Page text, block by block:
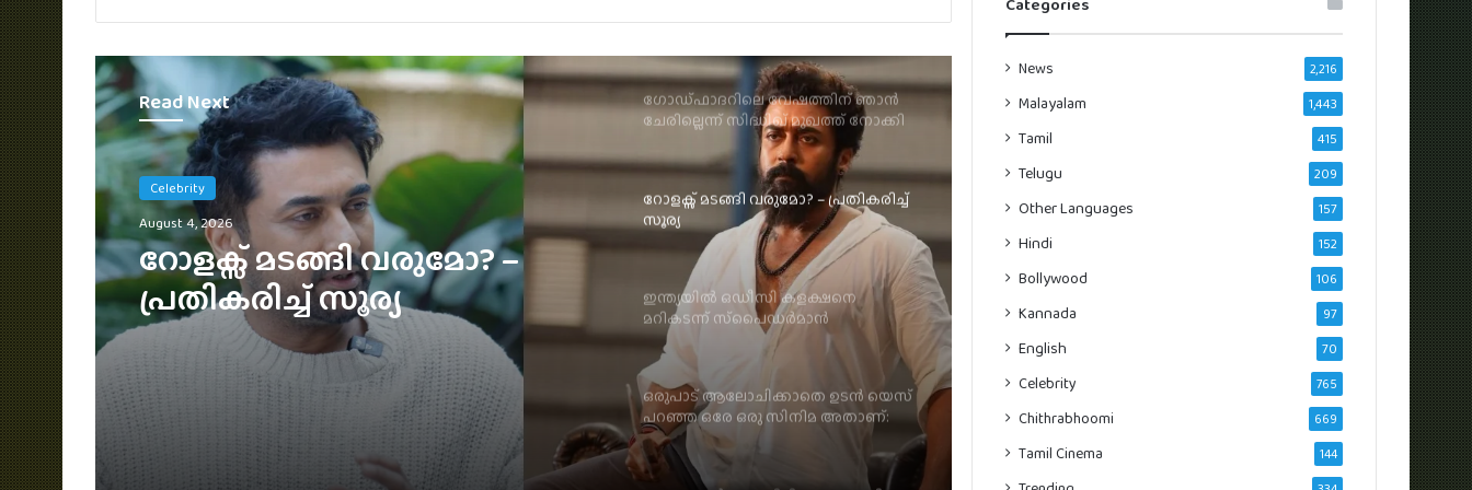
Read Next
English
August 2, 2026
ഇന്ത്യയിൽ ഒഡീസി കളക്ഷനെ
മറികടന്ന് സ്‌പൈഡർമാൻ
ചേരില്ലെന്ന് സിദ്ധിഖ് മുഖത്ത് നോക്കി
റോളക്സ് മടങ്ങി വരുമോ? – പ്രതികരിച്ച്
സൂര്യ
ഇന്ത്യയിൽ ഒഡീസി കളക്ഷനെ
മറികടന്ന് സ്‌പൈഡർമാൻ
ഒരുപാട് ആലോചിക്കാതെ ഉടൻ യെസ്
പറഞ്ഞ ഒരേ ഒരു സിനിമ അതാണ്:
മനസുതുറന്ന് ആർഷ ബൈജു
ആരാധകർ കാത്തിരിക്കുന്ന നാനി
ചിത്രം, ‘ദ പാരഡൈസ്’ ടീസർ ഡേറ്റ്
പുറത്ത്
News 2,216
Malayalam 1,443
Tamil 415
Telugu 209
Other Languages 157
Hindi 152
Bollywood 106
Kannada 97
English 70
Celebrity 765
Chithrabhoomi 669
Tamil Cinema 144